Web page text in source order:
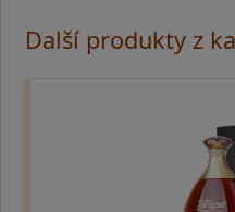
Další produkty z